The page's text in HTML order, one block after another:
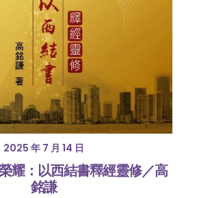
2025 年 7 月 14 日
耀：以西結書釋經靈修／高
銘謙